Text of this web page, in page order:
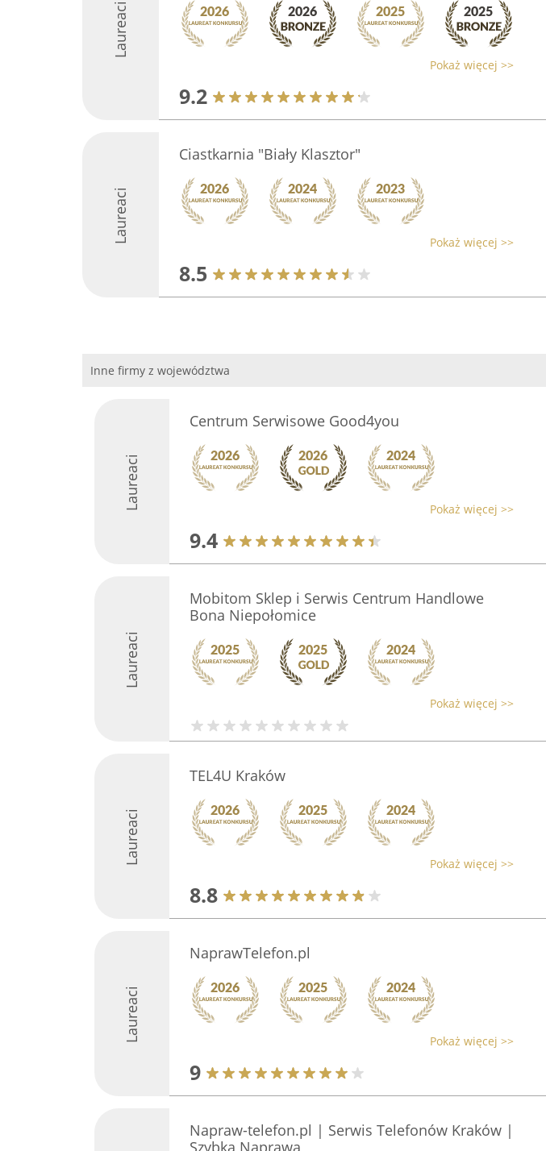
Laureaci
Pokaż więcej >>
9.2
Laureaci
Ciastkarnia "Biały Klasztor"
Pokaż więcej >>
8.5
Inne firmy z województwa
Laureaci
Centrum Serwisowe Good4you
Pokaż więcej >>
9.4
Laureaci
Mobitom Sklep i Serwis Centrum Handlowe
Bona Niepołomice
Pokaż więcej >>
Laureaci
TEL4U Kraków
Pokaż więcej >>
8.8
Laureaci
NaprawTelefon.pl
Pokaż więcej >>
9
Napraw-telefon.pl | Serwis Telefonów Kraków |
Szybka Naprawa